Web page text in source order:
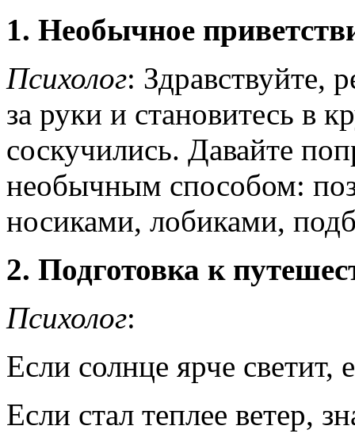
1. Необычное
Психолог: Здравствуйте,
за руки и становитесь в
соскучились. Давайте
необычным способом:
носиками, лобиками,
2. Подготовка к
Психолог:
Если солнце ярче светит,
Если стал теплее ветер,